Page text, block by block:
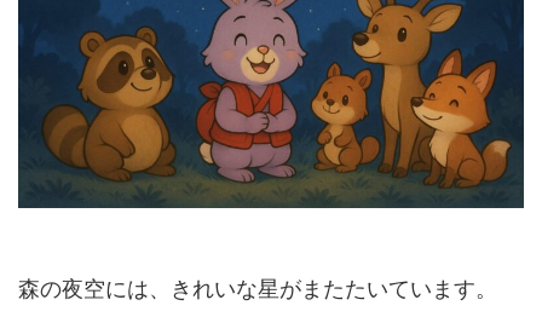
森の夜空には、きれいな星がまたたいています。